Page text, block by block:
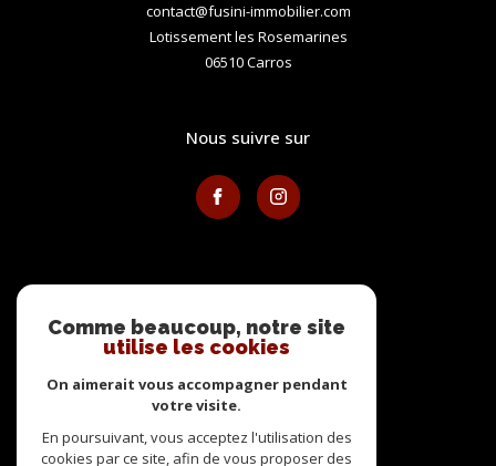
contact@fusini-immobilier.com
Lotissement les Rosemarines
06510 carros
nous suivre sur
adhérents
Comme beaucoup, notre site
utilise les cookies
On aimerait vous accompagner pendant
votre visite.
En poursuivant, vous acceptez l'utilisation des
cookies par ce site, afin de vous proposer des